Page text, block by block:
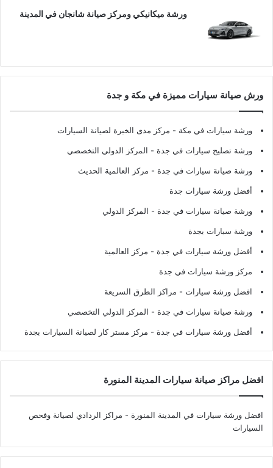
ورشة ميكانيكي ومركز صيانة شانجان في المدينة
ورش صيانة سيارات مميزة في مكة و جدة
ورشة سيارات في مكة - مركز مدى الخبرة لصيانة السيارات
ورشة تصليح سيارات في جدة - المركز الدولي التخصصي
ورشة صيانة سيارات في جدة - مركز العالمية الحديث
أفضل ورشة سيارات جدة
ورشة صيانة سيارات في جدة - المركز الدولي
ورشة سيارات بجدة
أفضل ورشة سيارات في جدة - مركز العالمية
مركز ورشة سيارات في جدة
افضل ورشة سيارات - مراكز الطرق السريعة
ورشة صيانة سيارات في جدة - المركز الدولي التخصصي
أفضل ورشة سيارات في جدة - مركز مستر كار لصيانة السيارات بجدة
افضل مراكز صيانة سيارات المدينة المنورة
افضل ورشة سيارات في المدينة المنورة - مراكز الردادي لصيانة وفحص
السيارات